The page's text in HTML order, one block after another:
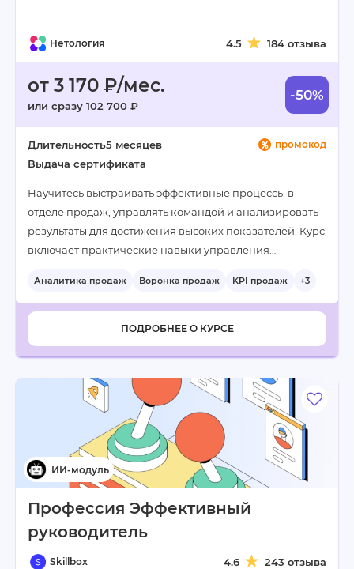
Нетология 4.5 184 отзыва
от 3 170 ₽/мес.
или сразу 102 700 ₽
-50%
промокод
Длительность5 месяцев
Выдача сертификата
Научитесь выстраивать эффективные процессы в
отделе продаж, управлять командой и анализировать
результаты для достижения высоких показателей. Курс
включает практические навыки управления…
Аналитика продаж Воронка продаж KPI продаж +3
ПОДРОБНЕЕ О КУРСЕ
Профессия Эффективный
руководитель
Skillbox 4.6 243 отзыва